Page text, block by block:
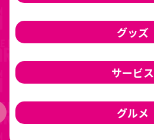
グッズ
サービス
グルメ